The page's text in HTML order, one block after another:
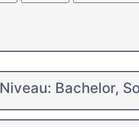
Niveau: Bachelor,